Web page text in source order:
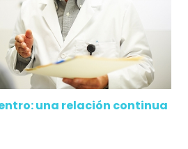
una relación continua